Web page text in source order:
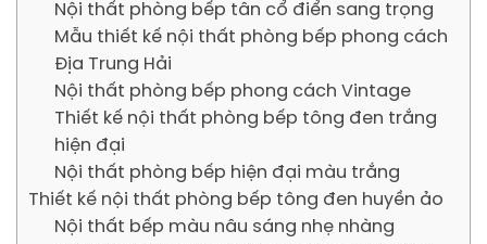
Nội thất phòng bếp tân cổ điển sang trọng
Mẫu thiết kế nội thất phòng bếp phong cách
Địa Trung Hải
Nội thất phòng bếp phong cách Vintage
Thiết kế nội thất phòng bếp tông đen trắng
hiện đại
Nội thất phòng bếp hiện đại màu trắng
Thiết kế nội thất phòng bếp tông đen huyền ảo
Nội thất bếp màu nâu sáng nhẹ nhàng